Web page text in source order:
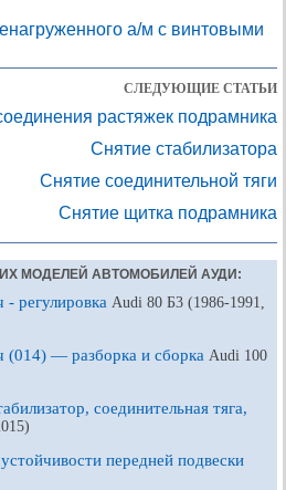
а/м с винтовыми
СЛЕДУЮЩИЕ СТАТЬИ
растяжек подрамника
Снятие стабилизатора
Снятие соединительной тяги
Снятие щитка подрамника
МОДЕЛЕЙ АВТОМОБИЛЕЙ АУДИ:
- регулировка Audi 80 Б3 (1986-1991,
(014) — разборка и сборка Audi 100
соединительная тяга,
передней подвески